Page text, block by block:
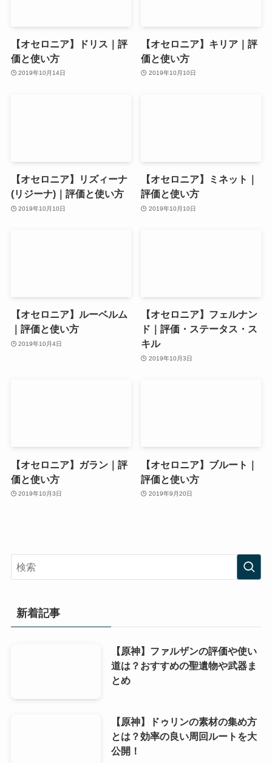
【オセロニア】ドリス｜評
価と使い方
2019年10月14日
【オセロニア】キリア｜評
価と使い方
2019年10月10日
【オセロニア】リズィーナ
(リジーナ)｜評価と使い方
2019年10月10日
【オセロニア】ミネット｜
評価と使い方
2019年10月10日
【オセロニア】ルーベルム
｜評価と使い方
2019年10月4日
【オセロニア】フェルナン
ド｜評価・ステータス・ス
キル
2019年10月3日
【オセロニア】ガラン｜評
価と使い方
2019年10月3日
【オセロニア】ブルート｜
評価と使い方
2019年9月20日
新着記事
【原神】ファルザンの評価や使い
道は？おすすめの聖遺物や武器ま
とめ
【原神】ドゥリンの素材の集め方
とは？効率の良い周回ルートを大
公開！